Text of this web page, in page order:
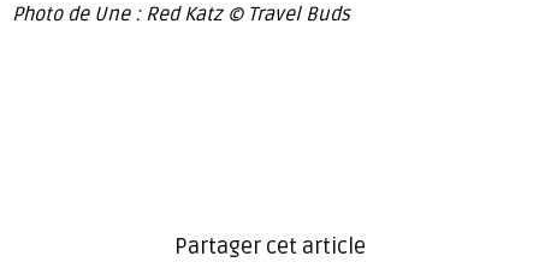
Photo de Une : Red Katz © Travel Buds
Partager cet article